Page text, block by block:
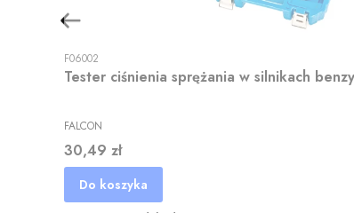
F06002
Tester ciśnienia sprężania w silnikach
FALCON
Cena
30,49 zł
Do koszyka